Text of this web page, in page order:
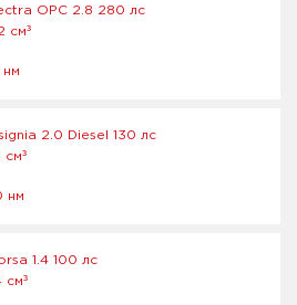
OPC 2.8 280 лс
см³
нм
2.0 Diesel 130 лс
см³
нм
1.4 100 лс
см³